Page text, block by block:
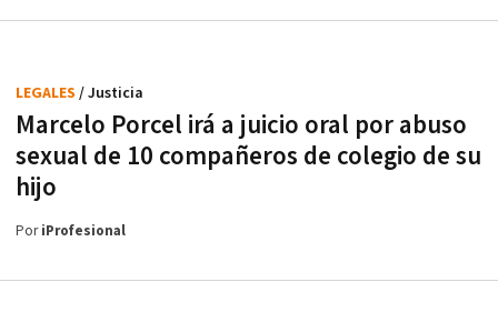
Marcelo Porcel irá a juicio oral por abuso
sexual de 10 compañeros de colegio de su
hijo
LEGALES / Justicia
PoriProfesional